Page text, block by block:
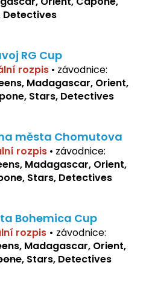
Detectives
RG Cup
rozpis • závodnice:
Madagascar, Orient,
Stars, Detectives
města Chomutova
rozpis • závodnice:
Madagascar, Orient,
Stars, Detectives
Bohemica Cup
rozpis • závodnice:
Madagascar, Orient,
, Stars, Detectives